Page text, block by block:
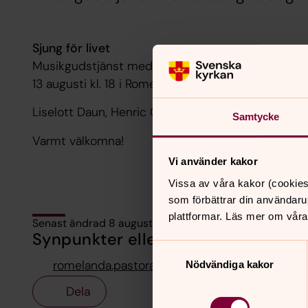
Samtycke
Vi använder kakor
Vissa av våra kakor
som förbättrar din
plattformar. Läs mer om
Samtyckesval
Nödvändiga kakor
Sjung för livet
Musikgudstjänst med allsång.
13 augusti kl. 18 i Romelanda kyrka.
Liselott Daun, Henric Gustafsson & Anna
Varmt välkomna!
Senast ändrad 8 augusti 2023
Synpunkter eller frågor på sidans
romelanda.pastorat@svenskakyrkan.se
Dela